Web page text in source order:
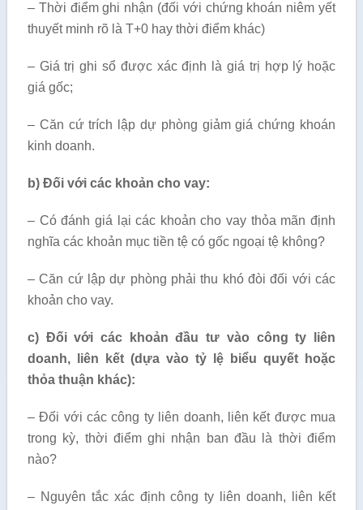
– Thời điểm ghi nhận (đối với chứng khoán niêm yết
thuyết minh rõ là T+0 hay thời điểm khác)
– Giá trị ghi sổ được xác định là giá trị hợp lý hoặc
giá gốc;
– Căn cứ trích lập dự phòng giảm giá chứng khoán
kinh doanh.
b) Đối với các khoản cho vay:
– Có đánh giá lại các khoản cho vay thỏa mãn định
nghĩa các khoản mục tiền tệ có gốc ngoại tệ không?
– Căn cứ lập dự phòng phải thu khó đòi đối với các
khoản cho vay.
c) Đối với các khoản đầu tư vào công ty liên
doanh, liên kết (dựa vào tỷ lệ biểu quyết hoặc
thỏa thuận khác):
– Đối với các công ty liên doanh, liên kết được mua
trong kỳ, thời điểm ghi nhận ban đầu là thời điểm
nào?
– Nguyên tắc xác định công ty liên doanh, liên kết